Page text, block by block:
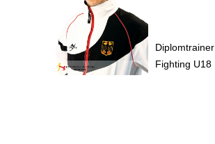
Diplomtrainer
Fighting U18